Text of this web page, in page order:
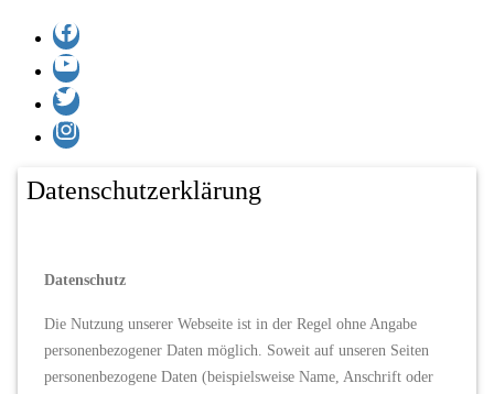
Facebook
YouTube
Twitter
Instagram
Datenschutzerklärung
Datenschutz
Die Nutzung unserer Webseite ist in der Regel ohne Angabe
personenbezogener Daten möglich. Soweit auf unseren Seiten
personenbezogene Daten (beispielsweise Name, Anschrift oder